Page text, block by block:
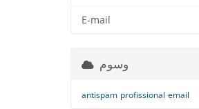
E-mail
وسوم
antispam profissional email